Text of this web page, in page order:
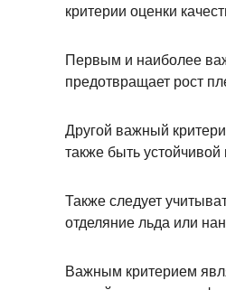
критерии оценки
Первым и наиболее
предотвращает рост
Другой важный
также быть
Также следует
отделяние льда или
Важным критерием